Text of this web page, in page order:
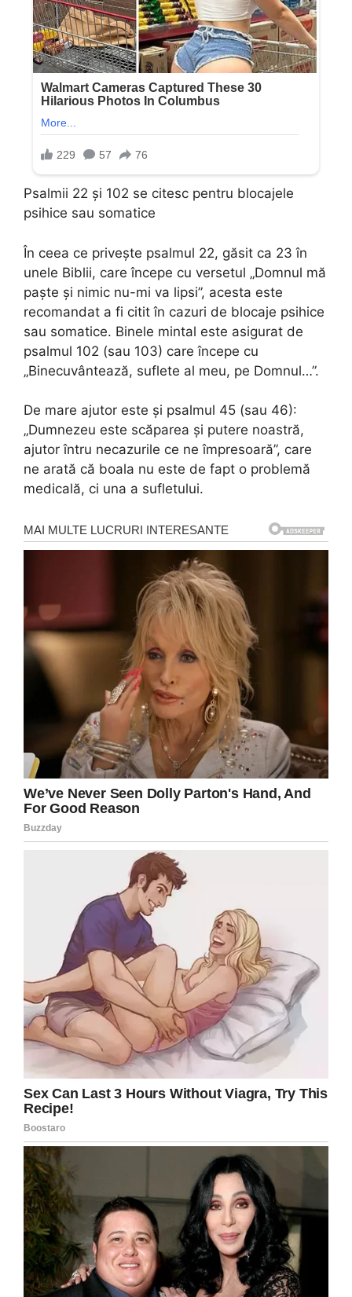
Psalmii 22 și 102 se citesc pentru blocajele
psihice sau somatice
În ceea ce privește psalmul 22, găsit ca 23 în
unele Biblii, care începe cu versetul „Domnul mă
paște și nimic nu-mi va lipsi”, acesta este
recomandat a fi citit în cazuri de blocaje psihice
sau somatice. Binele mintal este asigurat de
psalmul 102 (sau 103) care începe cu
„Binecuvântează, suflete al meu, pe Domnul…”.
De mare ajutor este și psalmul 45 (sau 46):
„Dumnezeu este scăparea și putere noastră,
ajutor întru necazurile ce ne împresoară”, care
ne arată că boala nu este de fapt o problemă
medicală, ci una a sufletului.